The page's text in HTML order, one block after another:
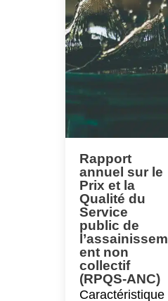
Rapport
annuel sur le
Prix et la
Qualité du
Service
public de
l’assainissem
ent non
collectif
(RPQS-ANC)
Caractéristique